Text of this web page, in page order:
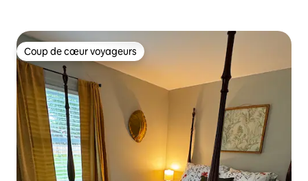
Coup de cœur voyageurs
Coup de cœur voyageurs